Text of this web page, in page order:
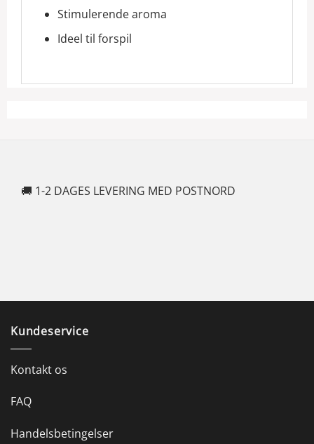
Stimulerende aroma
Ideel til forspil
🚚 1-2 DAGES LEVERING MED POSTNORD
Kundeservice
Kontakt os
FAQ
Handelsbetingelser